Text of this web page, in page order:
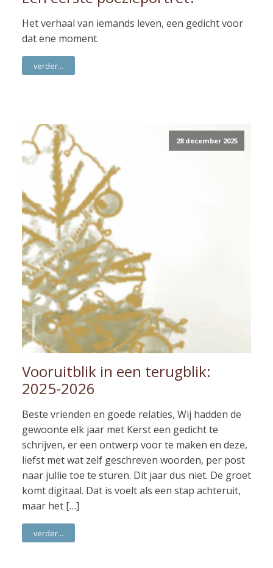
Het verhaal van iemands leven, een gedicht voor
dat ene moment.
verder...
28 december 2025
Vooruitblik in een terugblik:
2025-2026
Beste vrienden en goede relaties, Wij hadden de
gewoonte elk jaar met Kerst een gedicht te
schrijven, er een ontwerp voor te maken en deze,
liefst met wat zelf geschreven woorden, per post
naar jullie toe te sturen. Dit jaar dus niet. De groet
komt digitaal. Dat is voelt als een stap achteruit,
maar het […]
verder...